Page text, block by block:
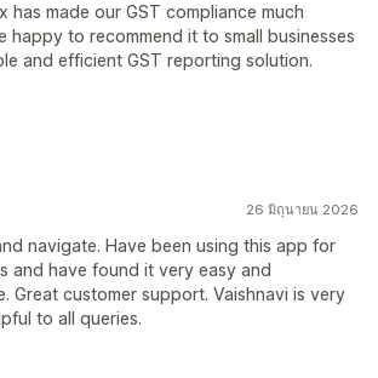
has made our GST compliance much
happy to recommend it to small businesses
and efficient GST reporting solution.
26 มิถุนายน 2026
navigate. Have been using this app for
and have found it very easy and
Great customer support. Vaishnavi is very
to all queries.